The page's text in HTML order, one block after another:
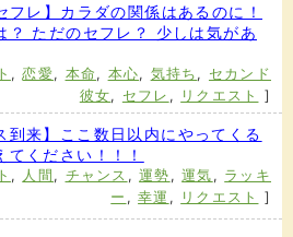
フレ】カラダの関係はあるのに！
？ ただのセフレ？ 少しは気があ
,恋愛, 本命 , 本心, 気持ち , セカンド
彼女, セフレ , リクエスト ]
到来】ここ数日以内にやってくる
てください！！！
, 人間 , チャンス ,運勢 ,運気 , ラッキ
ー ,幸運 , リクエスト ]